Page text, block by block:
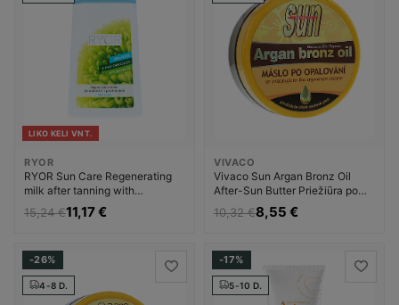
LIKO KELI VNT.
RYOR
RYOR Sun Care Regenerating
milk after tanning with
panthenol Priemonė po įdegio
Unisex
15,24 €11,17 €
VIVACO
Vivaco Sun Argan Bronz Oil
After-Sun Butter Priežiūra po
saulės Priemonė po įdegio
Unisex
10,32 €8,55 €
-26%
4-8 D.
-17%
5-10 D.